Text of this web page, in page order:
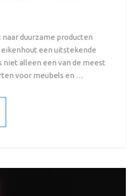
duurzame producten
een uitstekende
niet alleen een van de meest
voor meubels en …